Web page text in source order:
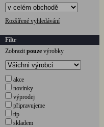
Rozšířené vyhledávání
Filtr
Zobrazit pouze výrobky
akce
novinky
výprodej
připravujeme
tip
skladem